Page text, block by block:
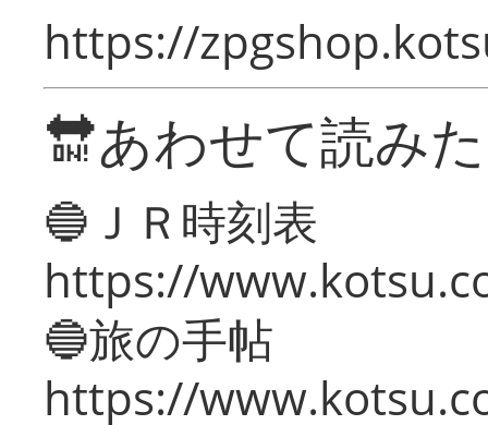
https://
🔛あわせて読み
🔵ＪＲ時刻表
https://
🔵旅の手帖
https://